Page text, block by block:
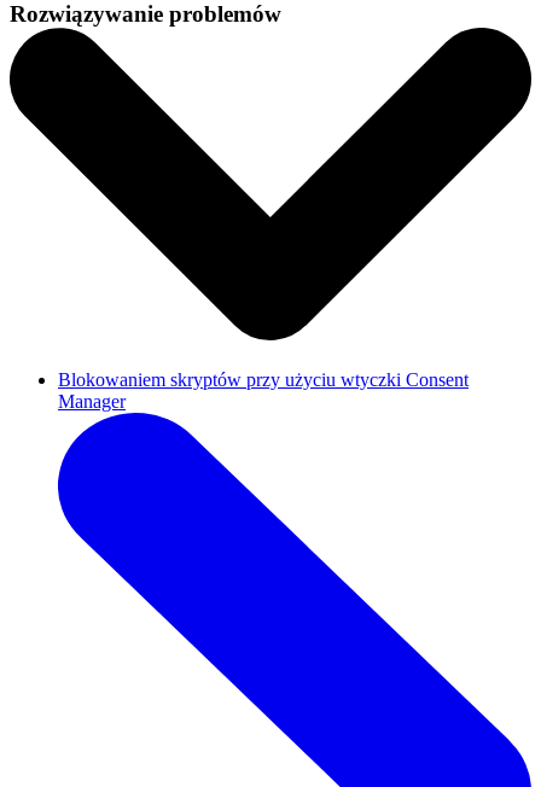
Rozwiązywanie problemów
Blokowaniem skryptów przy użyciu wtyczki Consent
Manager